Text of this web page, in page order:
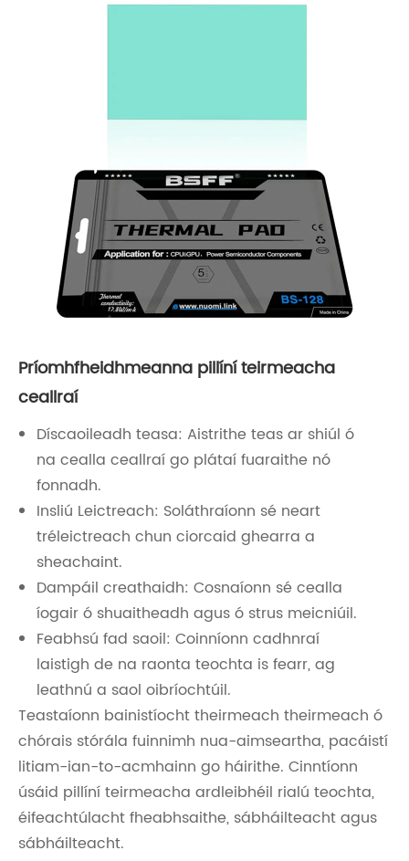
Príomhfheidhmeanna pillíní teirmeacha
ceallraí
Díscaoileadh teasa: Aistrithe teas ar shiúl ó
na cealla ceallraí go plátaí fuaraithe nó
fonnadh.
Insliú Leictreach: Soláthraíonn sé neart
tréleictreach chun ciorcaid ghearra a
sheachaint.
Dampáil creathaidh: Cosnaíonn sé cealla
íogair ó shuaitheadh ​​agus ó strus meicniúil.
Feabhsú fad saoil: Coinníonn cadhnraí
laistigh de na raonta teochta is fearr, ag
leathnú a saol oibríochtúil.
Teastaíonn bainistíocht theirmeach theirmeach ó
chórais stórála fuinnimh nua-aimseartha, pacáistí
litiam-ian-to-acmhainn go háirithe. Cinntíonn
úsáid pillíní teirmeacha ardleibhéil rialú teochta,
éifeachtúlacht fheabhsaithe, sábháilteacht agus
sábháilteacht.